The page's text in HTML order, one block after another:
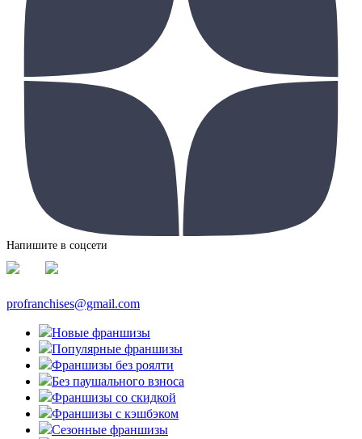
Напишите в соцсети
profranchises@gmail.com
Новые франшизы
Популярные франшизы
Франшизы без роялти
Без паушального взноса
Франшизы со скидкой
Франшизы с кэшбэком
Сезонные франшизы